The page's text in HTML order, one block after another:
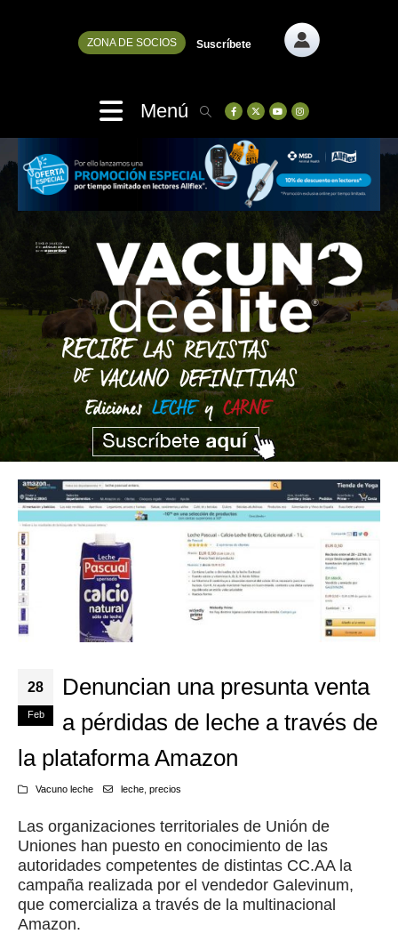
ZONA DE SOCIOS Suscríbete
Menú
28
Feb
Denuncian una presunta venta
a pérdidas de leche a través de
la plataforma Amazon
Vacuno leche leche, precios
Las organizaciones territoriales de Unión de
Uniones han puesto en conocimiento de las
autoridades competentes de distintas CC.AA la
campaña realizada por el vendedor Galevinum,
que comercializa a través de la multinacional
Amazon.